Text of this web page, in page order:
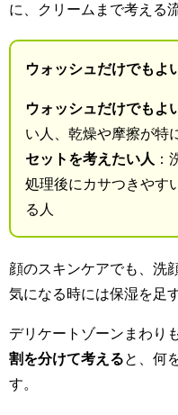
に、クリームまで考える
ウォッシュだけでもよ
ウォッシュだけでもよ
い人、乾燥や摩擦が特
セットを考えたい人 ：
処理後にカサつきやす
る人
顔のスキンケアでも、洗
気になる時には保湿を足
デリケートゾーンまわり
割を分けて考えると、何
す。